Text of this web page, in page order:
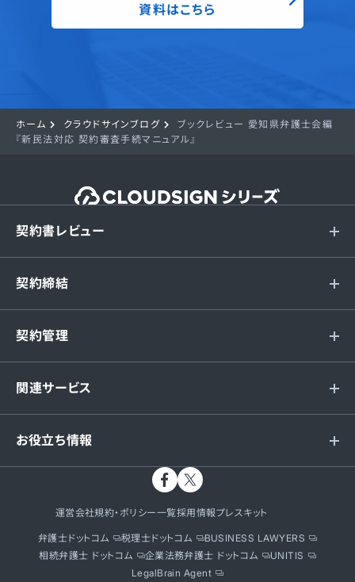
資料はこちら
ホーム クラウドサインブログ
ブックレビュー 愛知県弁護士会編
『新民法対応 契約審査手続マニュアル』
契約書レビュー
契約締結
契約管理
関連サービス
お役立ち情報
運営会社規約・ポリシー一覧採用情報プレスキット
弁護士ドットコム 税理士ドットコム
BUSINESS LAWYERS
相続弁護士 ドットコム
企業法務弁護士 ドットコム
UNITIS
LegalBrain Agent